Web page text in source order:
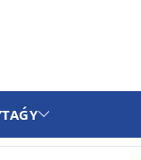
TAǴY